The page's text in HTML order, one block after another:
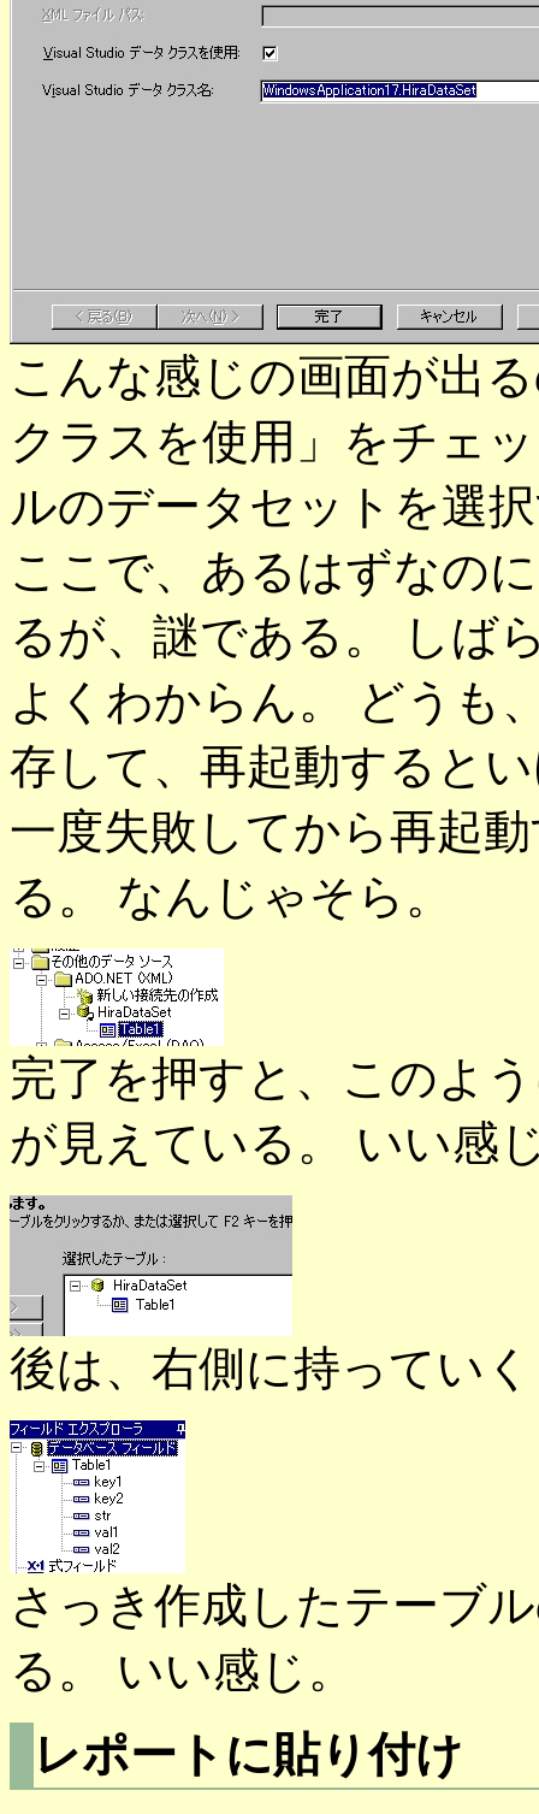
こんな感じの画面が出
クラスを使用」をチェ
ルのデータセットを選
ここで、あるはずなの
るが、謎である。 しば
よくわからん。 どうも
存して、再起動すると
一度失敗してから再起
る。 なんじゃそら。
完了を押すと、このよ
が見えている。 いい感
後は、右側に持ってい
さっき作成したテーブ
る。 いい感じ。
レポートに貼り付け